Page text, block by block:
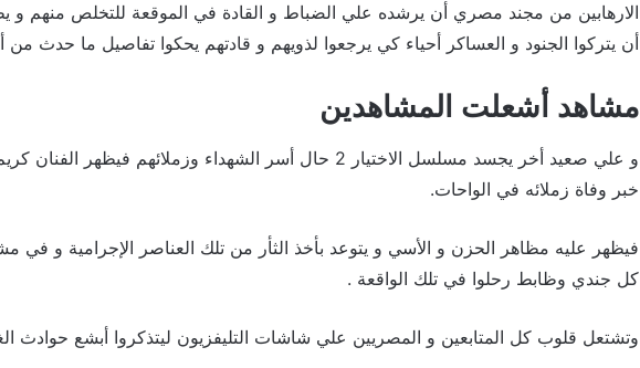
الارهابين من مجند مصري أن يرشده علي الضباط و القادة في الموقعة للتخلص منهم و
أن يتركوا الجنود و العساكر أحياء كي يرجعوا لذويهم و قادتهم يحكوا تفاصيل ما حدث
مشاهد أشعلت المشاهدين
و علي صعيد أخر يجسد مسلسل الاختيار 2 حال أسر الشهداء وزملائهم
خبر وفاة زملائه في الواحات.
فيظهر عليه مظاهر الحزن و الأسي و يتوعد بأخذ الثأر من تلك العناصر الإجرامية و
كل جندي وظابط رحلوا في تلك الواقعة .
وتشتعل قلوب كل المتابعين و المصريين علي شاشات التليفزيون ليتذكروا أبشع حوادث